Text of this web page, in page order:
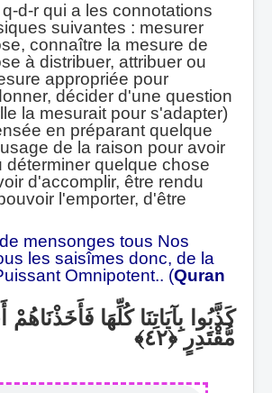
d-r qui a les connotations
suivantes : mesurer
connaître la mesure de
à distribuer, attribuer ou
appropriée pour
décider d'une question
la mesurait pour s'adapter)
en préparant quelque
de la raison pour avoir
déterminer quelque chose
d'accomplir, être rendu
l'emporter, d'être
mensonges tous Nos
les saisîmes donc, de la
Omnipotent.. (Quran
كَذَّبُوا بِآيَاتِنَا كُلِّهَا
مُّقْتَدِرٍ